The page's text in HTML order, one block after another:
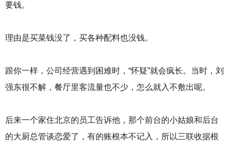
要钱。
理由是买菜钱没了，买各种配料也没钱。
跟你一样，公司经营遇到困难时，“怀疑”就会疯长。当时，刘
强东很不解，餐厅里客流量也不少，怎么就入不敷出呢。
后来一个家住北京的员工告诉他，那个前台的小姑娘和后台
的大厨总管谈恋爱了，有的账根本不记入，所以三联收据根